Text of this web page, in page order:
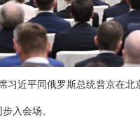
习近平同俄罗斯总统普京在北
入会场。